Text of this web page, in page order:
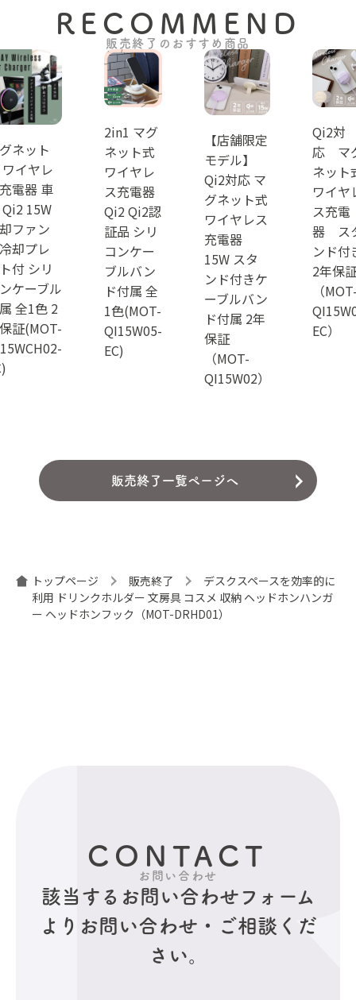
RECOMMEND
販売終了のおすすめ商品
ネット
イヤレ
電器 車
15W
ファン
却プレ
付 シリ
ケーブル
全1色 2
証(MOT-
2in1 マグ
ネット式
ワイヤレ
ス充電器
Qi2 Qi2認
証品 シリ
コンケー
ブルバン
ド付属 全
1色(MOT-
QI15W05-
EC)
【店舗限定
モデル】
Qi2対応 マ
グネット式
ワイヤレス
充電器
15W スタ
ンド付きケ
ーブルバン
ド付属 2年
保証
（MOT-
QI15W02）
Qi2対
応 マ
ネット
ワイヤ
ス充電
器 ス
ンド付
2年保
（
EC）
販売終了一覧ページへ
トップページ 販売終了
デスクスペースを効率的に
利用 ドリンクホルダー 文房具 コスメ 収納 ヘッドホンハンガ
ー ヘッドホンフック（MOT-DRHD01）
CONTACT
お問い合わせ
該当するお問い合わせフォーム
より お問い合わせ・ご相談くだ
さい。